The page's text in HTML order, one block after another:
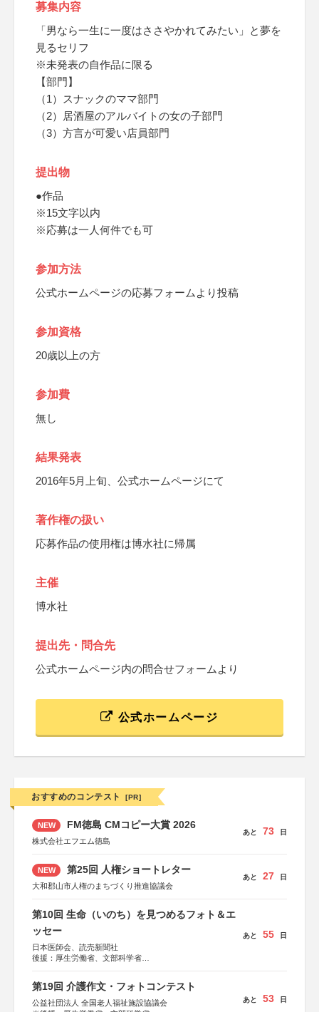
募集内容
「男なら一生に一度はささやかれてみたい」と夢を
見るセリフ
※未発表の自作品に限る
【部門】
（1）スナックのママ部門
（2）居酒屋のアルバイトの女の子部門
（3）方言が可愛い店員部門
提出物
●作品
※15文字以内
※応募は一人何件でも可
参加方法
公式ホームページの応募フォームより投稿
参加資格
20歳以上の方
参加費
無し
結果発表
2016年5月上旬、公式ホームページにて
著作権の扱い
応募作品の使用権は博水社に帰属
主催
博水社
提出先・問合先
公式ホームページ内の問合せフォームより
公式ホームページ
おすすめのコンテスト [PR]
NEW FM徳島 CMコピー大賞 2026
株式会社エフエム徳島
あと 73 日
NEW 第25回 人権ショートレター
大和郡山市人権のまちづくり推進協議会
あと 27 日
第10回 生命（いのち）を見つめるフォト＆エ
ッセー
日本医師会、読売新聞社
後援：厚生労働省、文部科学省
あと 55 日
第19回 介護作文・フォトコンテスト
公益社団法人 全国老人福祉施設協議会
あと 53 日